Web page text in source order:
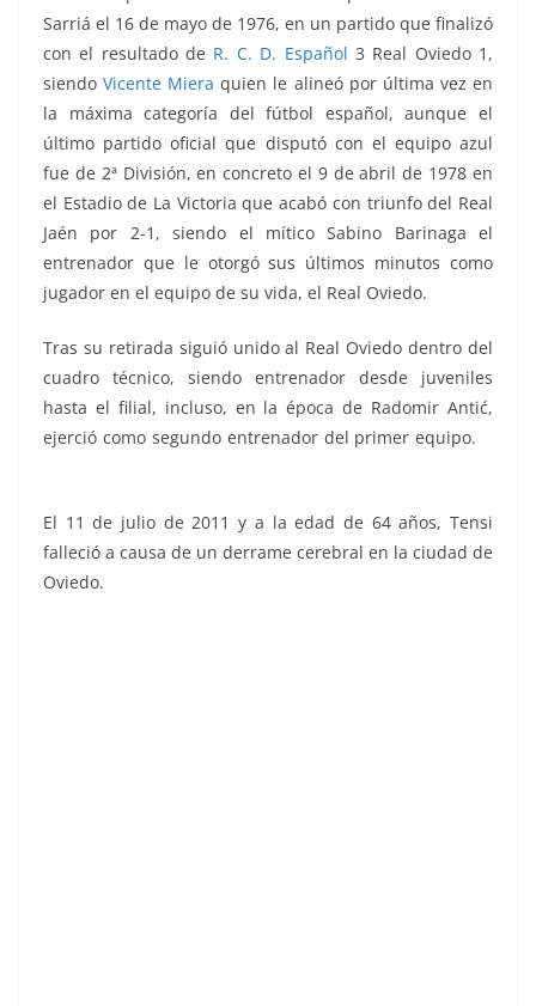
Sarriá el 16 de mayo de 1976, en un partido que finalizó
con el resultado de R. C. D. Español 3 Real Oviedo 1,
siendoVicente Miera quien le alineó por última vez en
la máxima categoría del fútbol español, aunque el
último partido oficial que disputó con el equipo azul
fue de 2ª División, en concreto el 9 de abril de 1978 en
el Estadio de La Victoria que acabó con triunfo del Real
Jaén por 2-1, siendo el mítico Sabino Barinaga el
entrenador que le otorgó sus últimos minutos como
jugador en el equipo de su vida, el Real Oviedo.
Tras su retirada siguió unido al Real Oviedo dentro del
cuadro técnico, siendo entrenador desde juveniles
hasta el filial, incluso, en la época de Radomir Antić,
ejerció como segundo entrenador del primer equipo.
El 11 de julio de 2011 y a la edad de 64 años, Tensi
falleció a causa de un derrame cerebral en la ciudad de
Oviedo.